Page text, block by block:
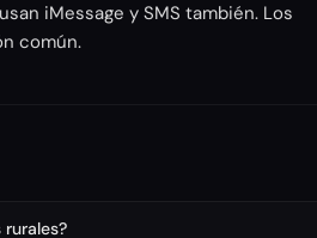
iMessage y SMS también. Los
común.
rurales?